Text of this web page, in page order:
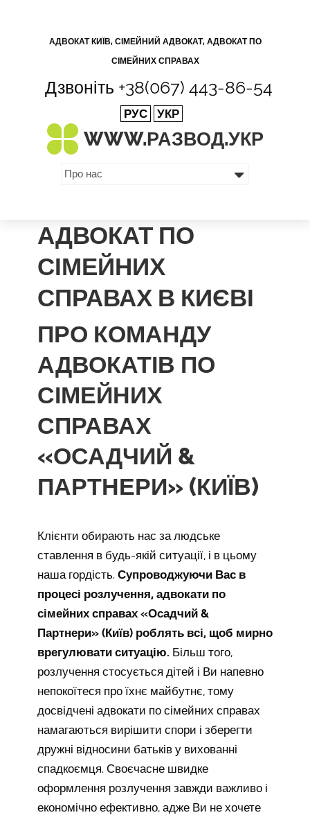
АДВОКАТ КИЇВ, СІМЕЙНИЙ АДВОКАТ, АДВОКАТ ПО
СІМЕЙНИХ СПРАВАХ
Дзвоніть +38(067) 443-86-54
РУС УКР
WWW.РАЗВОД.УКР
АДВОКАТ ПО
СІМЕЙНИХ
СПРАВАХ В КИЄВІ
ПРО КОМАНДУ
АДВОКАТІВ ПО
СІМЕЙНИХ
СПРАВАХ
«ОСАДЧИЙ &
ПАРТНЕРИ» (КИЇВ)
Клієнти обирають нас за людське
ставлення в будь-якій ситуації, і в цьому
наша гордість. Супроводжуючи Вас в
процесі розлучення, адвокати по
сімейних справах «Осадчий &
Партнери» (Київ) роблять всі, щоб мирно
врегулювати ситуацію. Більш того,
розлучення стосується дітей і Ви напевно
непокоїтеся про їхнє майбутнє, тому
досвідчені адвокати по сімейних справах
намагаються вирішити спори і зберегти
дружні відносини батьків у вихованні
спадкоємця. Своєчасне швидке
оформлення розлучення завжди важливо і
економічно ефективно, адже Ви не хочете